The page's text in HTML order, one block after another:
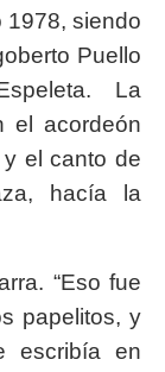
1978, siendo
Puello
La
el acordeón
el canto de
hacía la
“Eso fue
papelitos, y
escribía en